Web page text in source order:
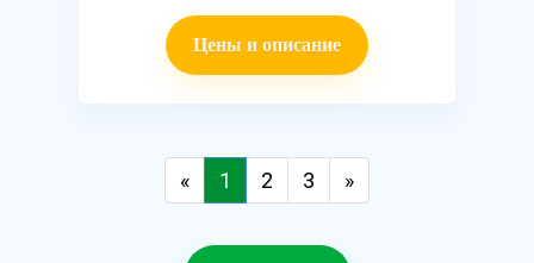
Цены и описание
« 1 2 3 »